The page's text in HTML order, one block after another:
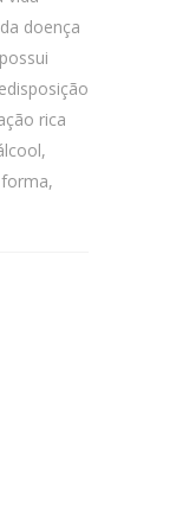
doença
rica